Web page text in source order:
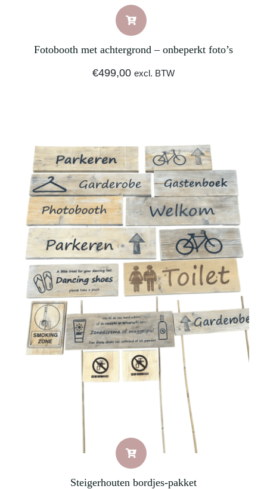
Fotobooth met achtergrond – onbeperkt foto’s
€499,00 excl. BTW
Steigerhouten bordjes-pakket